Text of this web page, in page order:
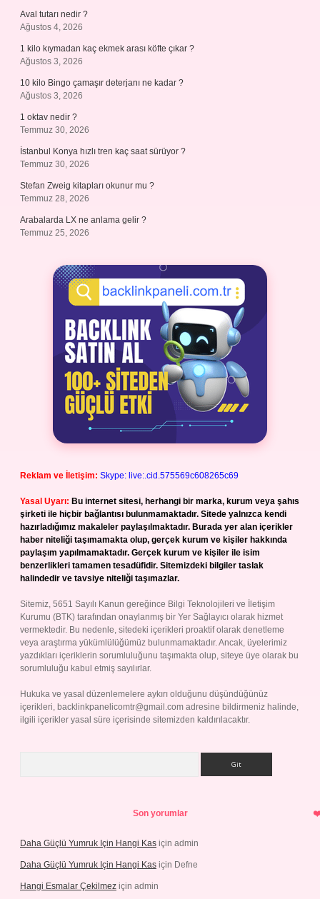
Aval tutarı nedir ?
Ağustos 4, 2026
1 kilo kıymadan kaç ekmek arası köfte çıkar ?
Ağustos 3, 2026
10 kilo Bingo çamaşır deterjanı ne kadar ?
Ağustos 3, 2026
1 oktav nedir ?
Temmuz 30, 2026
İstanbul Konya hızlı tren kaç saat sürüyor ?
Temmuz 30, 2026
Stefan Zweig kitapları okunur mu ?
Temmuz 28, 2026
Arabalarda LX ne anlama gelir ?
Temmuz 25, 2026
Reklam ve İletişim: Skype: live:.cid.575569c608265c69
Yasal Uyarı: Bu internet sitesi, herhangi bir marka, kurum veya şahıs
şirketi ile hiçbir bağlantısı bulunmamaktadır. Sitede yalnızca kendi
hazırladığımız makaleler paylaşılmaktadır. Burada yer alan içerikler
haber niteliği taşımamakta olup, gerçek kurum ve kişiler hakkında
paylaşım yapılmamaktadır. Gerçek kurum ve kişiler ile isim
benzerlikleri tamamen tesadüfidir. Sitemizdeki bilgiler taslak
halindedir ve tavsiye niteliği taşımazlar.
Sitemiz, 5651 Sayılı Kanun gereğince Bilgi Teknolojileri ve İletişim
Kurumu (BTK) tarafından onaylanmış bir Yer Sağlayıcı olarak hizmet
vermektedir. Bu nedenle, sitedeki içerikleri proaktif olarak denetleme
veya araştırma yükümlülüğümüz bulunmamaktadır. Ancak, üyelerimiz
yazdıkları içeriklerin sorumluluğunu taşımakta olup, siteye üye olarak bu
sorumluluğu kabul etmiş sayılırlar.
Hukuka ve yasal düzenlemelere aykırı olduğunu düşündüğünüz
içerikleri, backlinkpanelicomtr@gmail.com adresine bildirmeniz halinde,
ilgili içerikler yasal süre içerisinde sitemizden kaldırılacaktır.
Son yorumlar
Daha Güçlü Yumruk Için Hangi Kas için admin
Daha Güçlü Yumruk Için Hangi Kas için Defne
Hangi Esmalar Çekilmez için admin